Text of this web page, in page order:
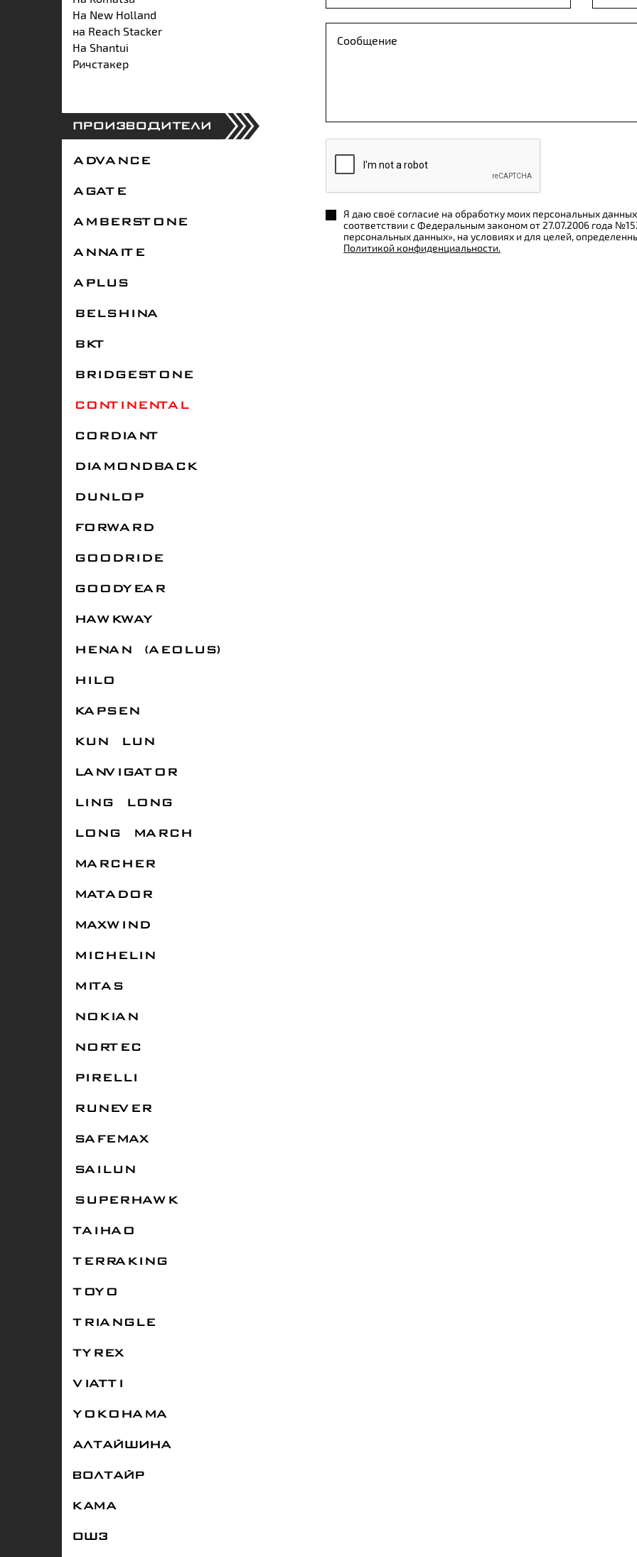
На New Holland
на Reach Stacker
На Shantui
Ричстакер
ПРОИЗВОДИТЕЛИ
ADVANCE
AGATE
AMBERSTONE
ANNAITE
APLUS
BELSHINA
BKT
BRIDGESTONE
CONTINENTAL
CORDIANT
DIAMONDBACK
DUNLOP
FORWARD
GOODRIDE
GOODYEAR
HAWKWAY
HENAN (AEOLUS)
HILO
KAPSEN
KUN LUN
LANVIGATOR
LING LONG
LONG MARCH
MARCHER
MATADOR
MAXWIND
MICHELIN
MITAS
NOKIAN
NORTEC
PIRELLI
RUNEVER
SAFEMAX
SAILUN
SUPERHAWK
TAIHAO
TERRAKING
TOYO
TRIANGLE
TYREX
VIATTI
YOKOHAMA
АЛТАЙШИНА
ВОЛТАЙР
КАМА
ОШЗ
Я даю своё согласие на обработку моих персональных
соответствии с Федеральным законом от 27.07.2006 года
персональных данных», на условиях и для целей,
Политикой конфиденциальности.